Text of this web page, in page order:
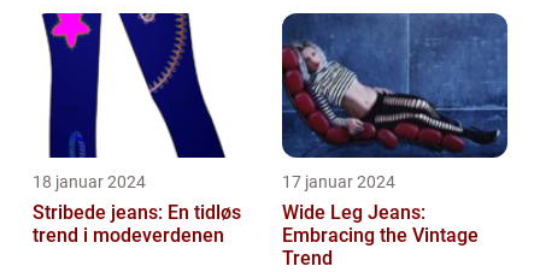
kvinder
18 januar 2024
Stribede jeans: En tidløs
trend i modeverdenen
17 januar 2024
Wide Leg Jeans:
Embracing the Vintage
Trend